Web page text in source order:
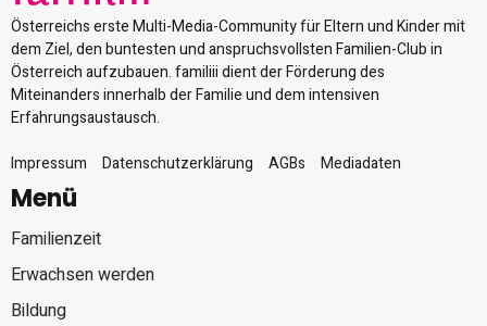
Österreichs erste Multi-Media-Community für Eltern und Kinder mit
dem Ziel, den buntesten und anspruchsvollsten Familien-Club in
Österreich aufzubauen. familiii dient der Förderung des
Miteinanders innerhalb der Familie und dem intensiven
Erfahrungsaustausch.
Impressum
Datenschutzerklärung AGBs Mediadaten
Menü
Familienzeit
Erwachsen werden
Bildung